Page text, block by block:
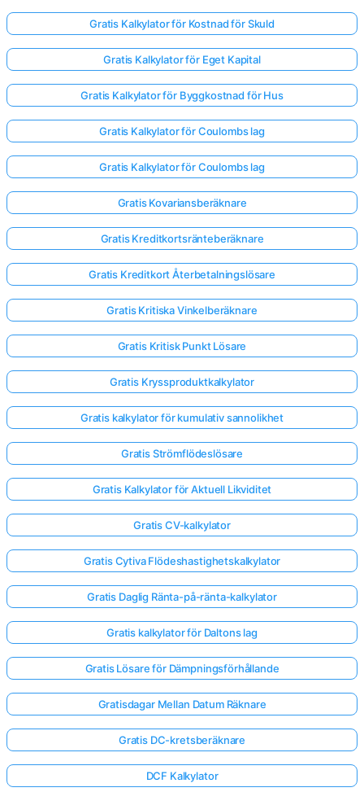
Gratis Kalkylator för Kostnad för Skuld
Gratis Kalkylator för Eget Kapital
Gratis Kalkylator för Byggkostnad för Hus
Gratis Kalkylator för Coulombs lag
Gratis Kalkylator för Coulombs lag
Gratis Kovariansberäknare
Gratis Kreditkortsränteberäknare
Gratis Kreditkort Återbetalningslösare
Gratis Kritiska Vinkelberäknare
Gratis Kritisk Punkt Lösare
Gratis Kryssproduktkalkylator
Gratis kalkylator för kumulativ sannolikhet
Gratis Strömflödeslösare
Gratis Kalkylator för Aktuell Likviditet
Gratis CV-kalkylator
Gratis Cytiva Flödeshastighetskalkylator
Gratis Daglig Ränta-på-ränta-kalkylator
Gratis kalkylator för Daltons lag
Gratis Lösare för Dämpningsförhållande
Gratisdagar Mellan Datum Räknare
Gratis DC-kretsberäknare
DCF Kalkylator